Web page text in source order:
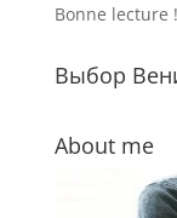
Bonne lecture !
Выбор
About me